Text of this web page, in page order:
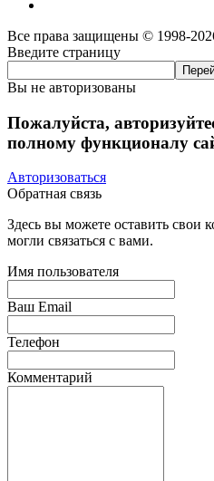
Все права защищены © 1998-
Введите страницу
Вы не авторизованы
Пожалуйста,
полному функционалу
Авторизоваться
Обратная связь
Здесь вы можете оставить свои
могли связаться с вами.
Имя пользователя
Ваш Email
Телефон
Комментарий